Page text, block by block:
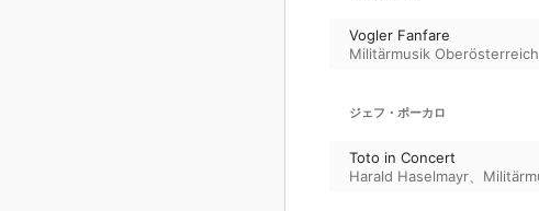
Vogler Fanfare
Militärmusik Oberösterreich
ジェフ・ポーカロ
Toto in Concert
Harald Haselmayr